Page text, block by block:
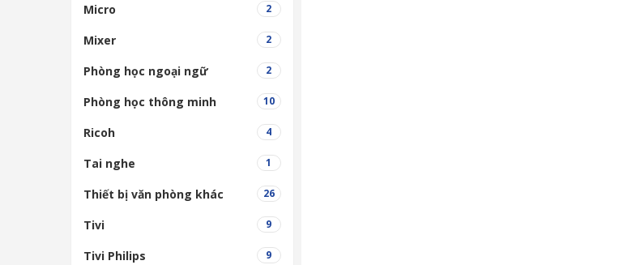
Micro 2
Mixer 2
Phòng học ngoại ngữ 2
Phòng học thông minh 10
Ricoh 4
Tai nghe 1
Thiết bị văn phòng khác 26
Tivi 9
Tivi Philips 9